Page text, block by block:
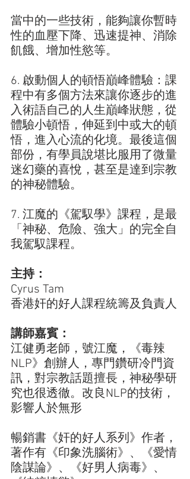
當中的一些技術，能夠讓你暫時
性的血壓下降、迅速提神、消除
飢餓、增加性慾等。
6. 啟動個人的頓悟巔峰體驗：課
程中有多個方法來讓你逐步的進
入術語自己的人生巔峰狀態，從
體驗小頓悟，伸延到中或大的頓
悟，進入心流的化境。最後這個
部份，有學員說堪比服用了微量
迷幻藥的喜悅，甚至是達到宗教
的神秘體驗。
7. 江魔的《駕馭學》課程，是最
「神秘、危險、強大」的完全自
我駕馭課程。
主持：
Cyrus Tam
香港奸的好人課程統籌及負責人
講師嘉賓：
江健勇老師，號江魔，《毒辣
NLP》創辦人，專門鑽研冷門資
訊，對宗教話題擅長，神秘學研
究也很透徹。改良NLP的技術，
影響人於無形
暢銷書《奸的好人系列》作者，
著作有《印象洗腦術》、《愛情
陰謀論》、《好男人病毒》、